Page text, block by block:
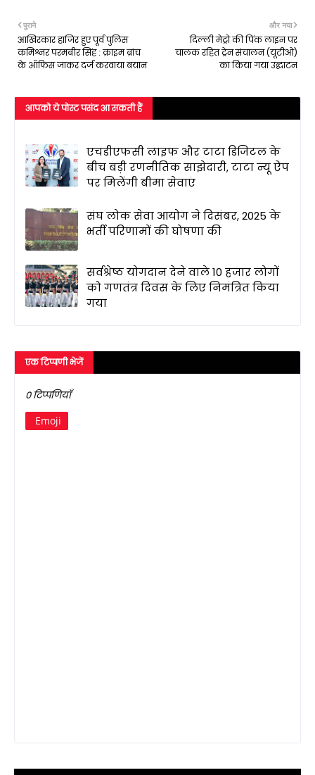
और नया
दिल्ली मेट्रो की पिंक लाइन पर
चालक रहित ट्रेन संचालन (यूटीओ)
का किया गया उद्घाटन
पुराने
आखिरकार हाजिर हुए पूर्व पुलिस
कमिश्नर परमबीर सिंह : क्राइम ब्रांच
के ऑफिस जाकर दर्ज करवाया बयान
आपको ये पोस्ट पसंद आ सकती हैं
एचडीएफसी लाइफ और टाटा डिजिटल के
बीच बड़ी रणनीतिक साझेदारी, टाटा न्यू ऐप
पर मिलेंगी बीमा सेवाएं
संघ लोक सेवा आयोग ने दिसंबर, 2025 के
भर्ती परिणामों की घोषणा की
सर्वश्रेष्ठ योगदान देने वाले 10 हजार लोगों
को गणतंत्र दिवस के लिए निमंत्रित किया
गया
एक टिप्पणी भेजें
0 टिप्पणियाँ
Emoji